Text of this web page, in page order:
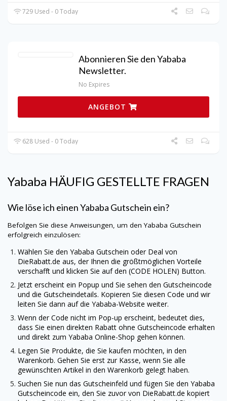
729 Used - 0 Today
Abonnieren Sie den Yababa
Newsletter.
No Expires
ANGEBOT
628 Used - 0 Today
Yababa HÄUFIG GESTELLTE FRAGEN
Wie löse ich einen Yababa Gutschein ein?
Befolgen Sie diese Anweisungen, um den Yababa Gutschein
erfolgreich einzulösen:
Wählen Sie den Yababa Gutschein oder Deal von
DieRabatt.de aus, der Ihnen die größtmöglichen Vorteile
verschafft und klicken Sie auf den (CODE HOLEN) Button.
Jetzt erscheint ein Popup und Sie sehen den Gutscheincode
und die Gutscheindetails. Kopieren Sie diesen Code und wir
leiten Sie dann auf die Yababa-Website weiter.
Wenn der Code nicht im Pop-up erscheint, bedeutet dies,
dass Sie einen direkten Rabatt ohne Gutscheincode erhalten
und direkt zum Yababa Online-Shop gehen können.
Legen Sie Produkte, die Sie kaufen möchten, in den
Warenkorb. Gehen Sie erst zur Kasse, wenn Sie alle
gewünschten Artikel in den Warenkorb gelegt haben.
Suchen Sie nun das Gutscheinfeld und fügen Sie den Yababa
Gutscheincode ein, den Sie zuvor von DieRabatt.de kopiert